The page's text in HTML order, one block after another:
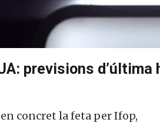
previsions
concret la feta per Ifop,